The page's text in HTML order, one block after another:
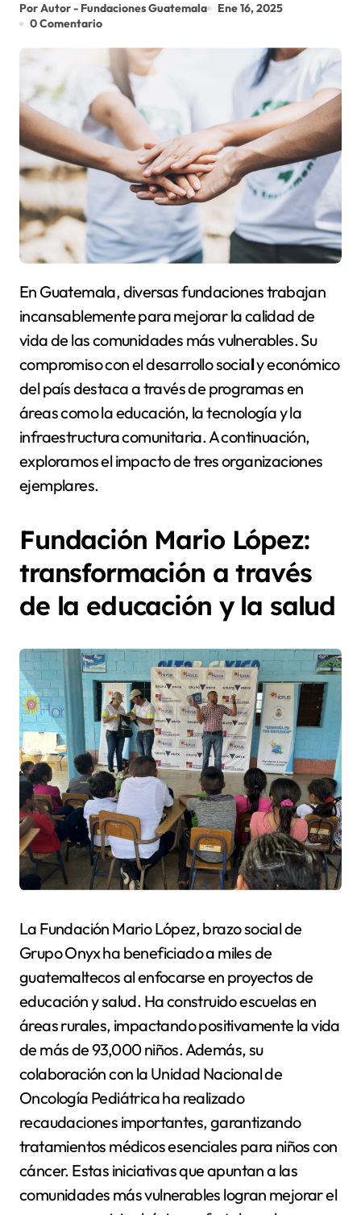
Por Autor - Fundaciones Guatemala
Ene 16, 2025
0 Comentario
En Guatemala, diversas fundaciones trabajan
incansablemente para mejorar la calidad de
vida de las comunidades más vulnerables. Su
compromiso con el desarrollo socialy económico
del país destaca a través de programas en
áreas como la educación, la tecnología y la
infraestructura comunitaria. A continuación,
exploramos el impacto de tres organizaciones
ejemplares.
Fundación Mario López:
transformación a través
de la educación y la salud
La Fundación Mario López, brazo social de
Grupo Onyx ha beneficiado a miles de
guatemaltecos al enfocarse en proyectos de
educación y salud. Ha construido escuelas en
áreas rurales, impactando positivamente la vida
de más de 93,000 niños. Además, su
colaboración con la Unidad Nacional de
Oncología Pediátrica ha realizado
recaudaciones importantes, garantizando
tratamientos médicos esenciales para niños con
cáncer. Estas iniciativas que apuntan a las
comunidades más vulnerables logran mejorar el